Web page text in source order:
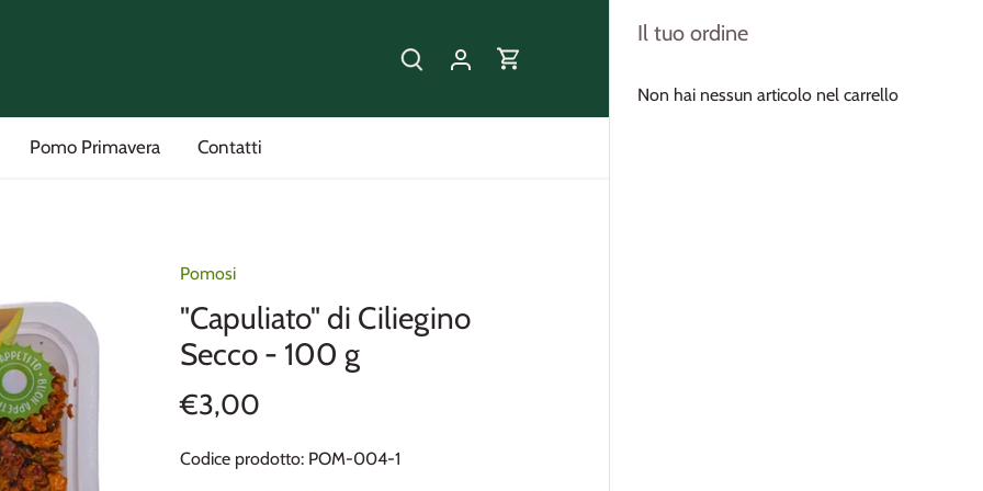
Il tuo ordine
Non hai nessun articolo nel carrello
Pomo Primavera Contatti
Pomosi
"Capuliato" di Ciliegino
Secco - 100 g
€3,00
Codice prodotto: POM-004-1